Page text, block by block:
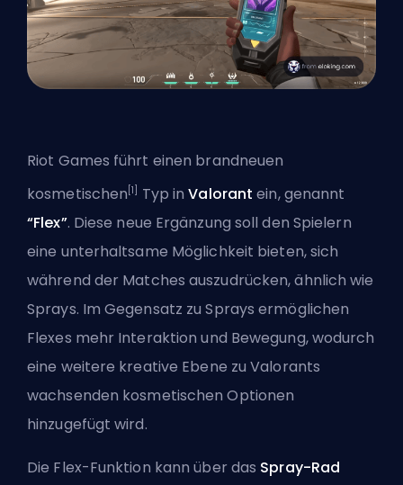
Riot Games führt einen brandneuen
kosmetischen [1] Typ inValorant ein, genannt
“Flex”. Diese neue Ergänzung soll den Spielern
eine unterhaltsame Möglichkeit bieten, sich
während der Matches auszudrücken, ähnlich wie
Sprays. Im Gegensatz zu Sprays ermöglichen
Flexes mehr Interaktion und Bewegung, wodurch
eine weitere kreative Ebene zu Valorants
wachsenden kosmetischen Optionen
hinzugefügt wird.
Die Flex-Funktion kann über das Spray-Rad